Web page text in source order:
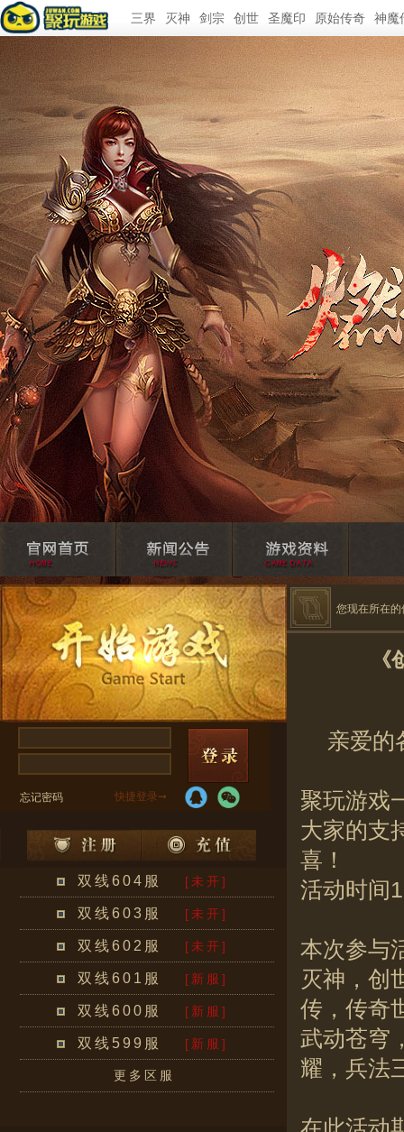
三界 灭神 剑宗 创世 圣魔印 原始传奇 神魔
双线604服 [未开]
双线603服 [未开]
双线602服 [未开]
双线601服 [新服]
双线600服 [新服]
双线599服 [新服]
更多区服
您现在所在
亲爱的
聚玩游戏
大家的支
喜！
活动时间
本次参与
灭神，创
传，传奇
武动苍穹
耀，兵法